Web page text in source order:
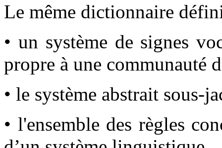
Le même dictionnaire
• un système de signes
propre à une communauté
• le système abstrait sous-
• l'ensemble des règles